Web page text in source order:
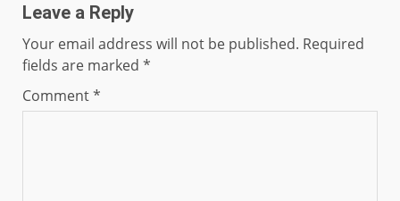
Leave a Reply
Your email address will not be published. Required
fields are marked *
Comment*